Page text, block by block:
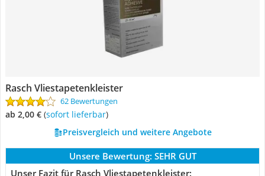
Rasch Vliestapetenkleister
62 Bewertungen
ab 2,00 € ( Sofort lieferbar)
Preisvergleich und weitere Angebote
Unsere Bewertung: SEHR GUT
Unser Fazit für Rasch Vliestapetenkleister: